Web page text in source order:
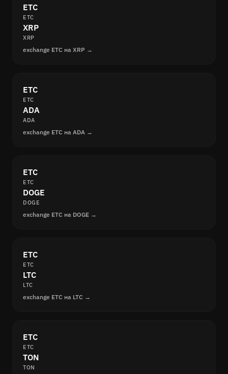
ETC
ETC
XRP
XRP
exchange ETC на XRP →
ETC
ETC
ADA
ADA
exchange ETC на ADA →
ETC
ETC
DOGE
DOGE
exchange ETC на DOGE →
ETC
ETC
LTC
LTC
exchange ETC на LTC →
ETC
ETC
TON
TON